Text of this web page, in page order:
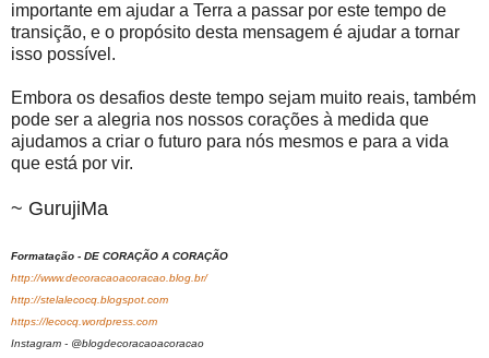
importante em ajudar a Terra a passar por este tempo de
transição, e o propósito desta mensagem é ajudar a tornar
isso possível.
Embora os desafios deste tempo sejam muito reais, também
pode ser a alegria nos nossos corações à medida que
ajudamos a criar o futuro para nós mesmos e para a vida
que está por vir.
~ GurujiMa
Formatação - DE CORAÇÃO A CORAÇÃO
http://www.decoracaoacoracao.blog.br/
http://stelalecocq.blogspot.com
https://lecocq.wordpress.com
Instagram - @blogdecoracaoacoracao